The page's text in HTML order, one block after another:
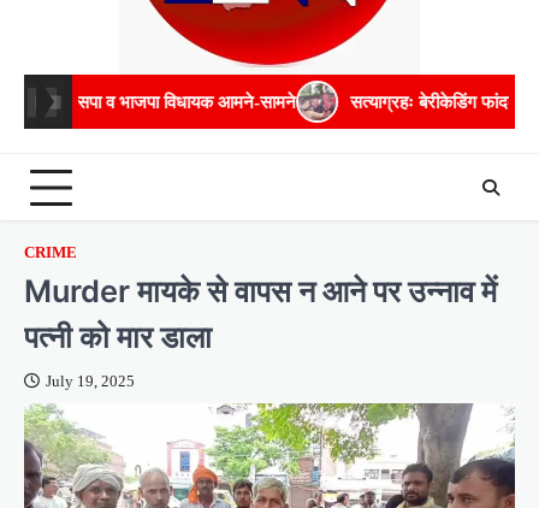
भाजपा विधायक आमने-सामने सत्याग्रहः बेरीकेडिंग फांदकर चौराहे तक पहुंचे
CRIME
Murder मायके से वापस न आने पर उन्नाव में
पत्नी को मार डाला
July 19, 2025